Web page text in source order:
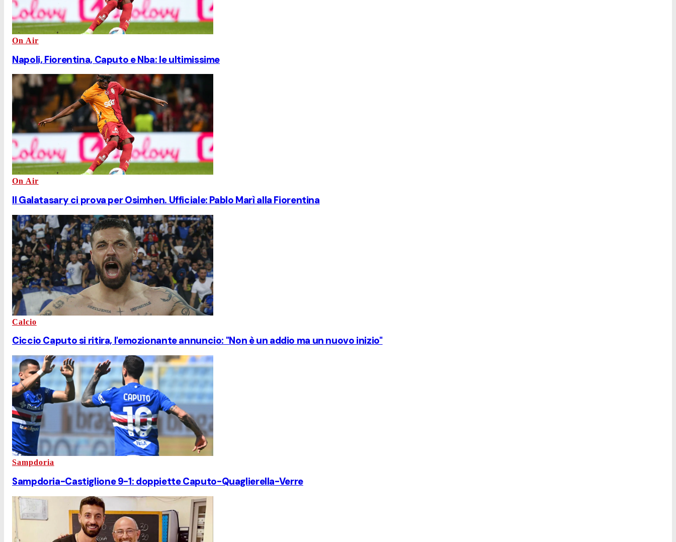
On Air
Napoli, Fiorentina, Caputo e Nba: le ultimissime
On Air
Il Galatasary ci prova per Osimhen. Ufficiale: Pablo Marì alla Fiorentina
Calcio
Ciccio Caputo si ritira, l'emozionante annuncio: "Non è un addio ma un nuovo inizio"
Sampdoria
Sampdoria-Castiglione 9-1: doppiette Caputo-Quaglierella-Verre